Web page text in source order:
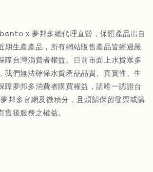
x 夢邦多總代理直營，保證產品出自
期生產產品，所有網站販售產品皆經過嚴
障台灣消費者權益。目前市面上水貨眾多
我們無法確保水貨產品品質、真實性、生
障夢邦多消費者購買權益，請唯一認證台
多官網及微積分，且煩請保留發票或購
售後服務之權益。